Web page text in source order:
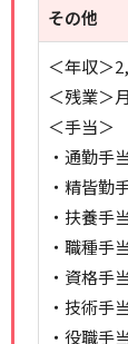
その他
＜年収＞
＜残業＞
＜手当＞
・通勤手
・精皆勤
・扶養手
・職種手
・資格手
・技術手
・役職手